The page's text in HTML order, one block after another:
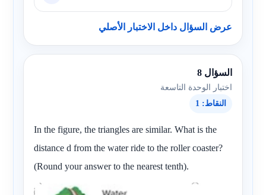
عرض السؤال داخل الاختبار الأصلي
السؤال 8
اختبار الوحدة التاسعة
النقاط: 1
In the figure, the triangles are similar. What is the
distance d from the water ride to the roller coaster?
(Round your answer to the nearest tenth).